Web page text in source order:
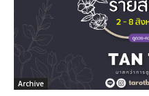
Archive